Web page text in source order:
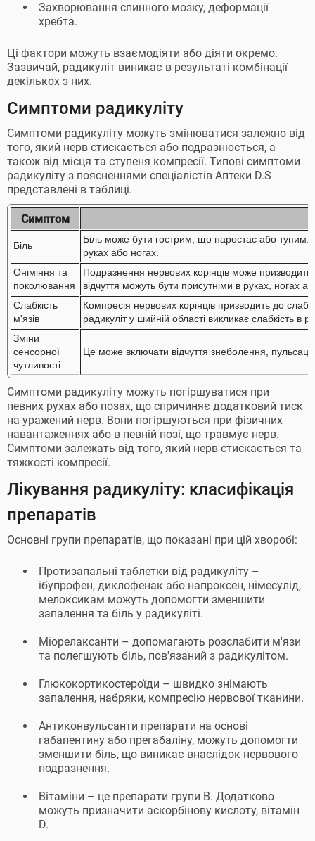
Захворювання спинного мозку, деформації
хребта.
Ці фактори можуть взаємодіяти або діяти окремо.
Зазвичай, радикуліт виникає в результаті комбінації
декількох з них.
Симптоми радикуліту
Симптоми радикуліту можуть змінюватися залежно від
того, який нерв стискається або подразнюється, а
також від місця та ступеня компресії. Типові симптоми
радикуліту з поясненнями спеціалістів Аптеки D.S
представлені в таблиці.
Симптом
Біль
Біль може бути гострим, що наростає або тупим.
руках або ногах.
Оніміння та
поколювання
Подразнення нервових корінців може
відчуття можуть бути присутніми в руках, ногах
Слабкість
м'язів
Компресія нервових корінців призводить до
радикуліт у шийній області викликає слабкість в
Зміни
сенсорної
чутливості
Це може включати відчуття знеболення,
Симптоми радикуліту можуть погіршуватися при
певних рухах або позах, що спричиняє додатковий тиск
на уражений нерв. Вони погіршуються при фізичних
навантаженнях або в певній позі, що травмує нерв.
Симптоми залежать від того, який нерв стискається та
тяжкості компресії.
Лікування радикуліту: класифікація
препаратів
Основні групи препаратів, що показані при цій хворобі:
Протизапальні таблетки від радикуліту –
ібупрофен, диклофенак або напроксен, німесулід,
мелоксикам можуть допомогти зменшити
запалення та біль у радикуліті.
Міорелаксанти – допомагають розслабити м'язи
та полегшують біль, пов'язаний з радикулітом.
Глюкокортикостероїди – швидко знімають
запалення, набряки, компресію нервової тканини.
Антиконвульсанти препарати на основі
габапентину або прегабаліну, можуть допомогти
зменшити біль, що виникає внаслідок нервового
подразнення.
Вітаміни – це препарати групи В. Додатково
можуть призначити аскорбінову кислоту, вітамін
D.